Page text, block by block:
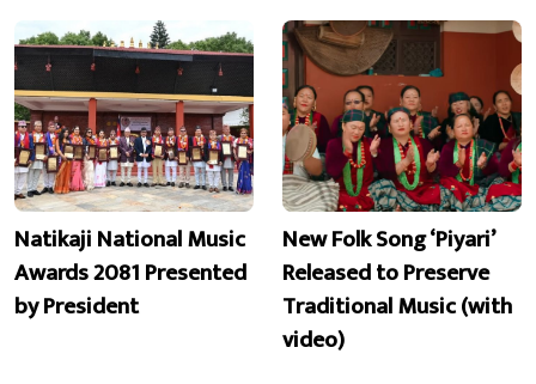
Natikaji National Music
Awards 2081 Presented
by President
New Folk Song ‘Piyari’
Released to Preserve
Traditional Music (with
video)